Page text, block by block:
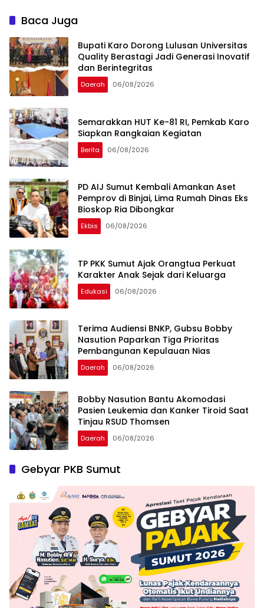
NiasBaca Juga
Bupati Karo Dorong Lulusan Universitas
Quality Berastagi Jadi Generasi Inovatif
dan Berintegritas
Daerah 06/08/2026
Semarakkan HUT Ke-81 RI, Pemkab Karo
Siapkan Rangkaian Kegiatan
Berita 06/08/2026
PD AIJ Sumut Kembali Amankan Aset
Pemprov di Binjai, Lima Rumah Dinas Eks
Bioskop Ria Dibongkar
Ekbis 06/08/2026
TP PKK Sumut Ajak Orangtua Perkuat
Karakter Anak Sejak dari Keluarga
Edukasi 06/08/2026
Terima Audiensi BNKP, Gubsu Bobby
Nasution Paparkan Tiga Prioritas
Pembangunan Kepulauan Nias
Daerah 06/08/2026
Bobby Nasution Bantu Akomodasi
Pasien Leukemia dan Kanker Tiroid Saat
Tinjau RSUD Thomsen
Daerah 06/08/2026
Gebyar PKB Sumut